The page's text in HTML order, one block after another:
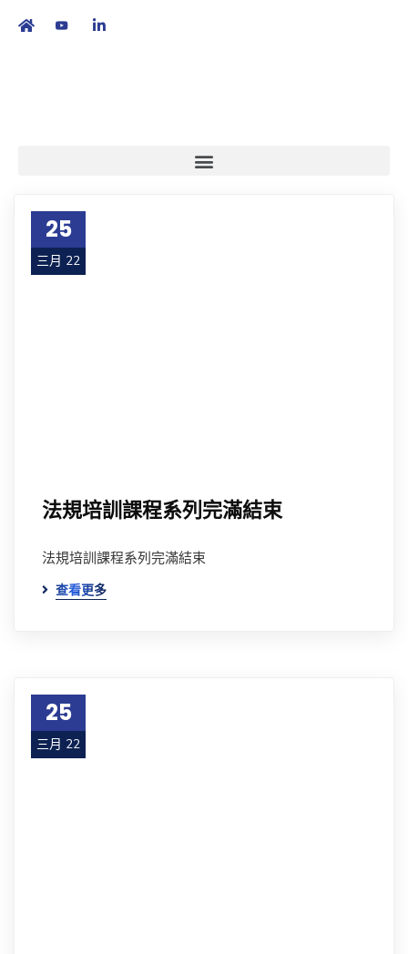
25
三月 22
法規培訓課程系列完滿結束
法規培訓課程系列完滿結束
查看更多
25
三月 22